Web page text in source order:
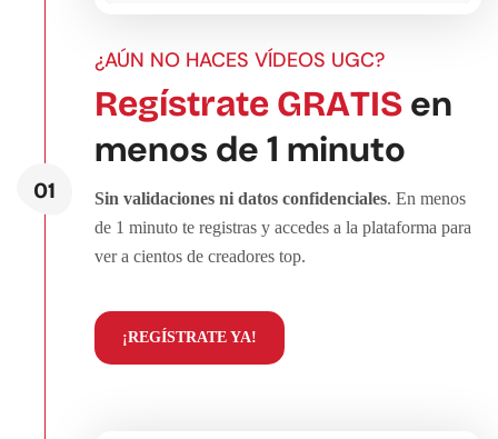
01
¿AÚN NO HACES VÍDEOS UGC?
Regístrate GRATIS en
menos de 1 minuto
Sin validaciones ni datos confidenciales. En menos
de 1 minuto te registras y accedes a la plataforma para
ver a cientos de creadores top.
¡REGÍSTRATE YA!